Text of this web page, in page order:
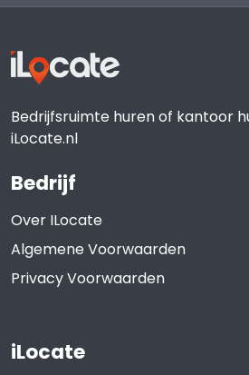
Bedrijfsruimte huren of kantoor
iLocate.nl
Bedrijf
Over ILocate
Algemene Voorwaarden
Privacy Voorwaarden
iLocate